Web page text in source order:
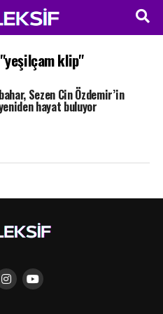
klip"
Sezen Cin Özdemir’in
hayat buluyor